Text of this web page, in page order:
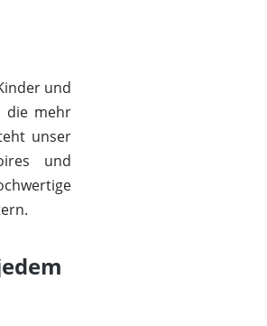
und
die mehr
unser
und